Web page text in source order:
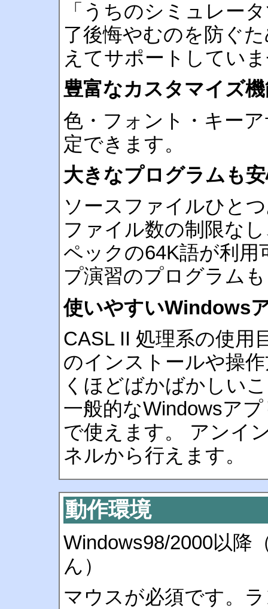
「うちのシミュレー
了後悔やむのを防ぐ
えてサポートしてい
豊富なカスタマイズ
色・フォント・キー
定できます。
大きなプログラムも
ソースファイルひと
ファイル数の制限な
ペックの64K語が利用
プ演習のプログラム
使いやすいWindows
CASL II 処理系の使用
のインストールや操
くほどばかばかしい
一般的なWindowsア
で使えます。 アンイ
ネルから行えます。
動作環境
Windows98/2000以降
ん）
マウスが必須です。